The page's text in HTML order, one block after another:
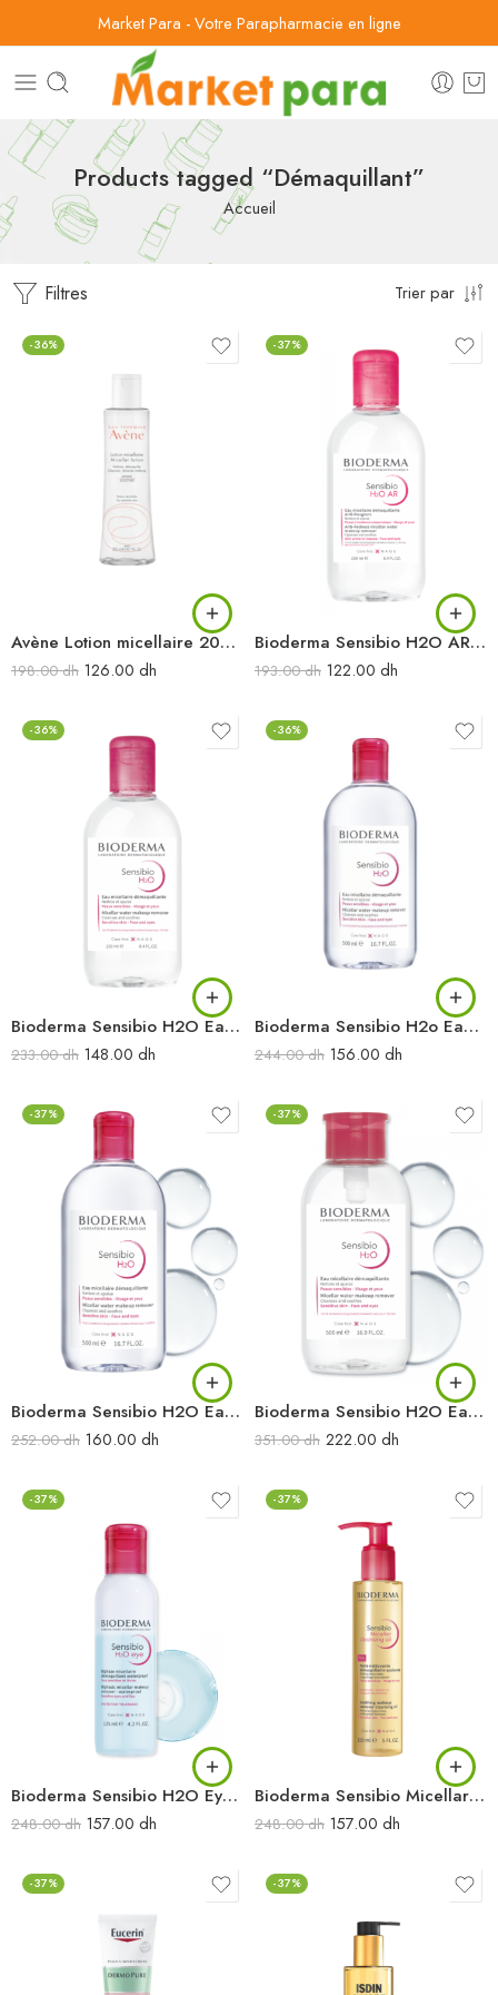
Market Para - Votre Parapharmacie en ligne
Products tagged “Démaquillant”
Accueil
Filtres Trier par
-36%
Avène Lotion micellaire 200 ml
198.00dh 126.00 dh
-37%
Bioderma Sensibio H2O AR Eau Micellaire démaquillante anti-rougeurs 250 ml
193.00dh 122.00 dh
-36%
Bioderma Sensibio H2O Eau Micellaire démaquillante 250 ml
233.00dh 148.00 dh
-36%
Bioderma Sensibio H2o Eau Micellaire Demaquillante 500 Ml
244.00dh 156.00 dh
-37%
Bioderma Sensibio H2O Eau Micellaire démaquillante 500 ml
252.00dh 160.00 dh
-37%
Bioderma Sensibio H2O Eau Micellaire démaquillante flacon pompe 500 ml
351.00dh 222.00 dh
-37%
Bioderma Sensibio H2O Eye biphase micellaire démaquillant waterproof 125 ml
248.00dh 157.00 dh
-37%
Bioderma Sensibio Micellar cleansing oil 125 ml
248.00dh 157.00 dh
-37% -37%